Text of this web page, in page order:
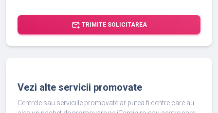
forward_to_inbox TRIMITE SOLICITAREA
Vezi alte servicii promovate
Centrele sau serviciile promovate ar putea fi centre care au